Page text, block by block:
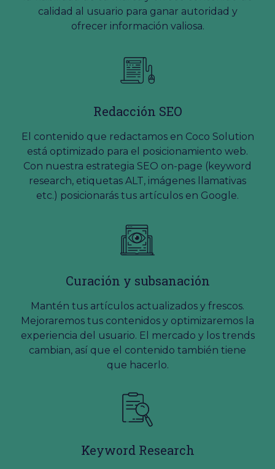
calidad al usuario para ganar autoridad y
ofrecer información valiosa.
Redacción SEO
El contenido que redactamos en Coco Solution
está optimizado para el posicionamiento web.
Con nuestra estrategia SEO on-page (keyword
research, etiquetas ALT, imágenes llamativas
etc.) posicionarás tus artículos en Google.
Curación y subsanación
Mantén tus artículos actualizados y frescos.
Mejoraremos tus contenidos y optimizaremos la
experiencia del usuario. El mercado y los trends
cambian, así que el contenido también tiene
que hacerlo.
Keyword Research